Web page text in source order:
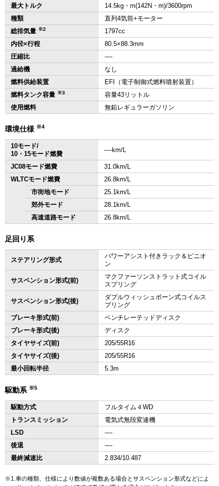
最大トルク
14.5kg・m(142N・m)/3600rpm
種類
直列4気筒+モーター
総排気量 ※2
1797cc
内径×行程
80.5×88.3mm
圧縮比
‐‐‐‐
過給機
なし
燃料供給装置
EFI（電子制御式燃料噴射装置）
燃料タンク容量 ※3
容量43リットル
使用燃料
無鉛レギュラーガソリン
環境仕様 ※4
10モード/
10・15モード燃費
‐‐‐‐km/L
JC08モード燃費
31.0km/L
WLTCモード燃費
26.8km/L
市街地モード
25.1km/L
郊外モード
28.1km/L
高速道路モード
26.8km/L
足回り系
ステアリング形式
パワーアシスト付きラック＆ピニオ
ン
サスペンション形式(前)
マクファーソンストラット式コイル
スプリング
サスペンション形式(後)
ダブルウィッシュボーン式コイルス
プリング
ブレーキ形式(前)
ベンチレーテッドディスク
ブレーキ形式(後)
ディスク
タイヤサイズ(前)
205/55R16
タイヤサイズ(後)
205/55R16
最小回転半径
5.3m
駆動系 ※5
駆動方式
フルタイム４WD
トランスミッション
電気式無段変速機
LSD
‐‐‐‐
後退
‐‐‐‐
最終減速比
2.834/10.487
1.車の種類、仕様により数値が複数ある場合とサスペンション形式などによ